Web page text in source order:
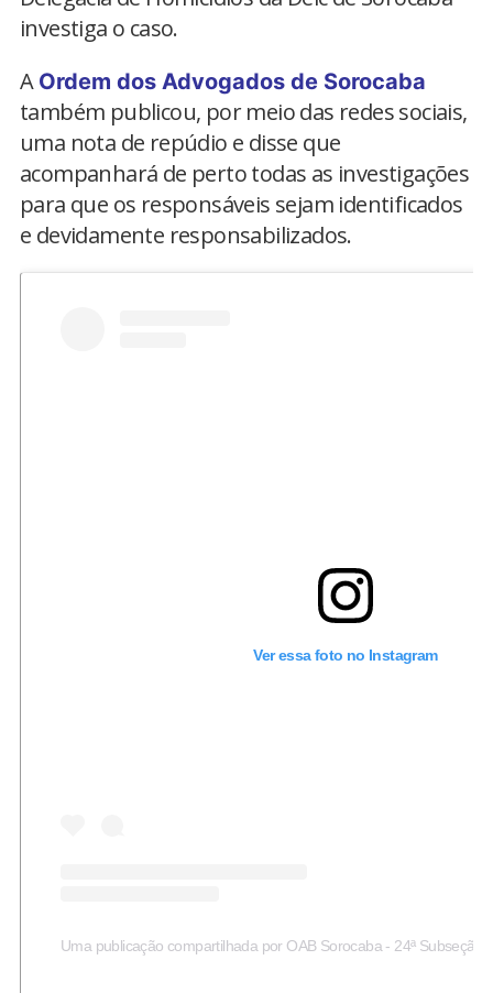
investiga o caso.
A Ordem dos Advogados de Sorocaba
também publicou, por meio das redes sociais,
uma nota de repúdio e disse que
acompanhará de perto todas as investigações
para que os responsáveis sejam identificados
e devidamente responsabilizados.
Ver essa foto no Instagram
Uma publicação compartilhada por OAB Sorocaba - 24ª Subseção